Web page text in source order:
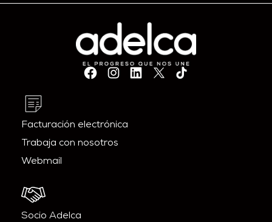
Facturación electrónica
Trabaja con nosotros
Webmail
Socio Adelca